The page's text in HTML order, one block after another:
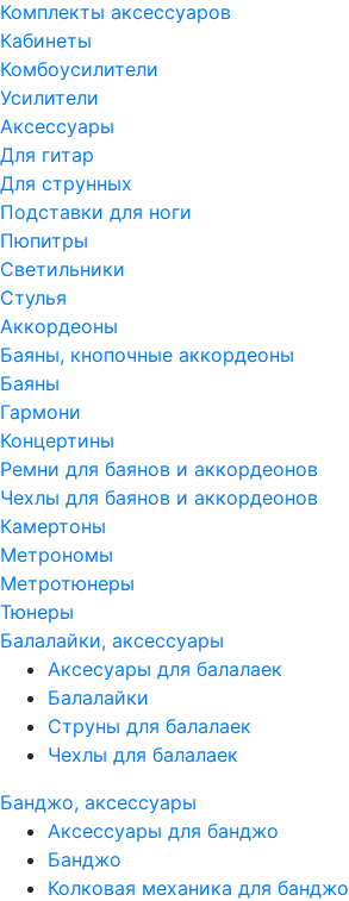
Комплекты аксессуаров
Кабинеты
Комбоусилители
Усилители
Аксессуары
Для гитар
Для струнных
Подставки для ноги
Пюпитры
Светильники
Стулья
Аккордеоны
Баяны, кнопочные аккордеоны
Баяны
Гармони
Концертины
Ремни для баянов и аккордеонов
Чехлы для баянов и аккордеонов
Камертоны
Метрономы
Метротюнеры
Тюнеры
Балалайки, аксессуары
Аксесуары для балалаек
Балалайки
Струны для балалаек
Чехлы для балалаек
Банджо, аксессуары
Аксессуары для банджо
Банджо
Колковая механика для банджо